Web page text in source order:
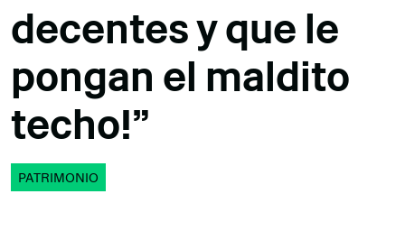
decentes y que le
pongan el maldito
techo!”
PATRIMONIO